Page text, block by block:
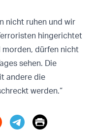
nicht ruhen und wir
hingerichtet
dürfen nicht
sehen. Die
andere die
werden.“
Print